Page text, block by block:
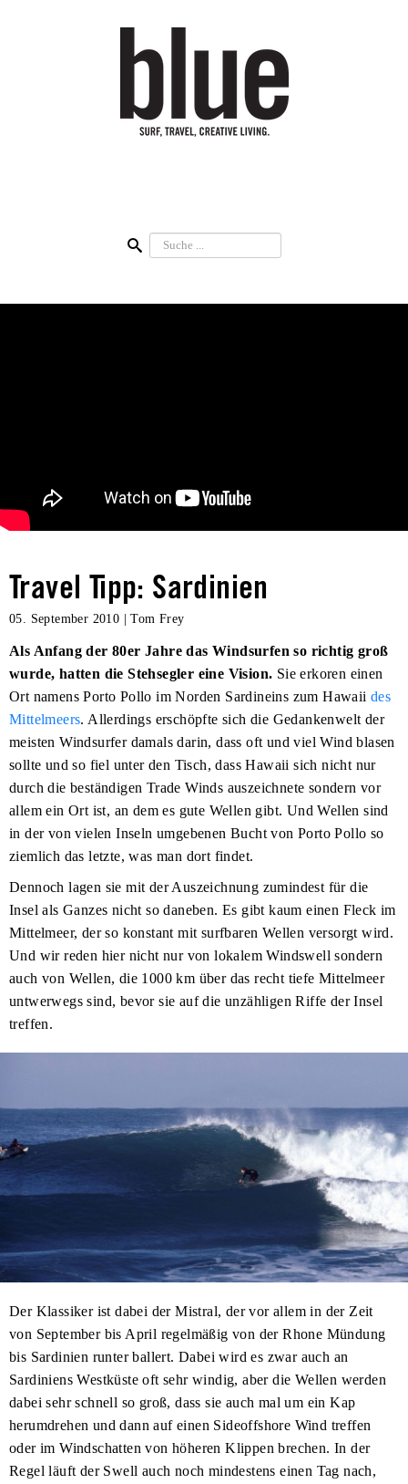
Suchen
Travel Tipp: Sardinien
05. September 2010 |Tom Frey
Als Anfang der 80er Jahre das Windsurfen so richtig groß
wurde, hatten die Stehsegler eine Vision. Sie erkoren einen
Ort namens Porto Pollo im Norden Sardineins zum Hawaii des
Mittelmeers. Allerdings erschöpfte sich die Gedankenwelt der
meisten Windsurfer damals darin, dass oft und viel Wind blasen
sollte und so fiel unter den Tisch, dass Hawaii sich nicht nur
durch die beständigen Trade Winds auszeichnete sondern vor
allem ein Ort ist, an dem es gute Wellen gibt. Und Wellen sind
in der von vielen Inseln umgebenen Bucht von Porto Pollo so
ziemlich das letzte, was man dort findet.
Dennoch lagen sie mit der Auszeichnung zumindest für die
Insel als Ganzes nicht so daneben. Es gibt kaum einen Fleck im
Mittelmeer, der so konstant mit surfbaren Wellen versorgt wird.
Und wir reden hier nicht nur von lokalem Windswell sondern
auch von Wellen, die 1000 km über das recht tiefe Mittelmeer
untwerwegs sind, bevor sie auf die unzähligen Riffe der Insel
treffen.
Der Klassiker ist dabei der Mistral, der vor allem in der Zeit
von September bis April regelmäßig von der Rhone Mündung
bis Sardinien runter ballert. Dabei wird es zwar auch an
Sardiniens Westküste oft sehr windig, aber die Wellen werden
dabei sehr schnell so groß, dass sie auch mal um ein Kap
herumdrehen und dann auf einen Sideoffshore Wind treffen
oder im Windschatten von höheren Klippen brechen. In der
Regel läuft der Swell auch noch mindestens einen Tag nach,